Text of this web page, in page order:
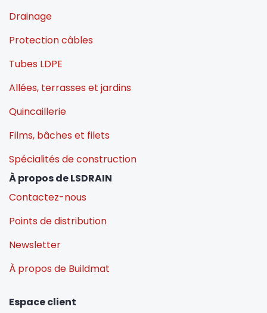
Drainage
Protection câbles
Tubes LDPE
Allées, terrasses et jardins
Quincaillerie
Films, bâches et filets
Spécialités de construction
À propos de LSDRAIN
Contactez-nous
Points de distribution
Newsletter
À propos de Buildmat
Espace client